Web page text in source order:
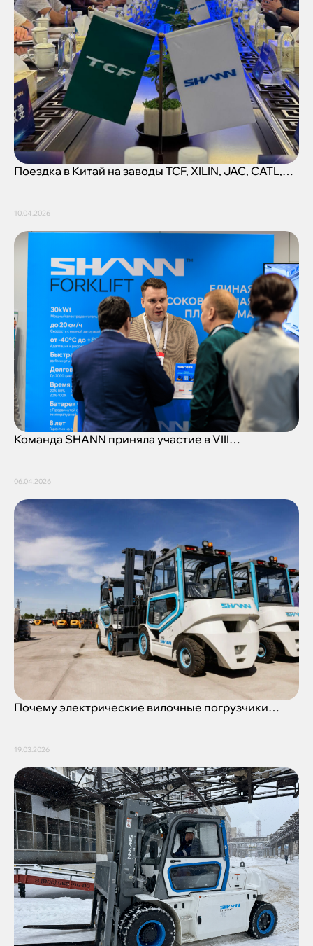
Поездка в Китай на заводы TCF, XILIN, JAC, CATL,
10.04.2026
Команда SHANN приняла участие в VIII
06.04.2026
Почему электрические вилочные погрузчики
19.03.2026